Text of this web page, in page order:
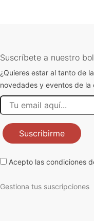
Suscríbete a nuestro
¿Quieres estar al tanto de
novedades y eventos de la
Suscribirme
Acepto las condiciones
Gestiona tus suscripciones